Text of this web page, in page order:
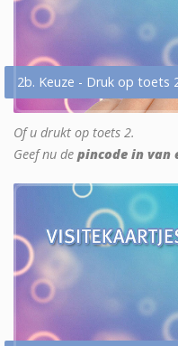
2b. Keuze - Druk op toets
Of u drukt op toets 2.
Geef nu de pincode in van